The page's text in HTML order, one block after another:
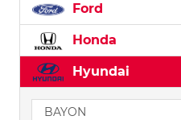
Ford
Honda
Hyundai
BAYON